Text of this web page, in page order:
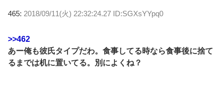
465: 2018/09/11(火) 22:32:24.27 ID:SGXsYYpq0
>>462
あー俺も彼氏タイプだわ。食事してる時なら食事後に捨て
るまでは机に置いてる。別によくね？